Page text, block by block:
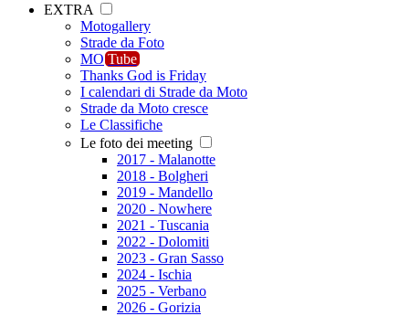
EXTRA
Motogallery
Strade da Foto
MO Tube
Thanks God is Friday
I calendari di Strade da Moto
Strade da Moto cresce
Le Classifiche
Le foto dei meeting
2017 - Malanotte
2018 - Bolgheri
2019 - Mandello
2020 - Nowhere
2021 - Tuscania
2022 - Dolomiti
2023 - Gran Sasso
2024 - Ischia
2025 - Verbano
2026 - Gorizia